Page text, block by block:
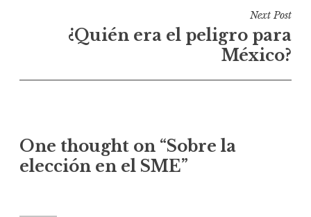
d
e
Next Post
¿Quién era el peligro para
México?
One thought on “Sobre la
elección en el SME”